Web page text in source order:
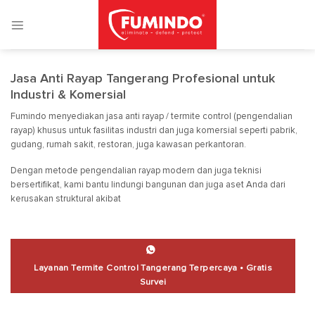
Jasa Anti Rayap Tangerang Profesional untuk
Industri & Komersial
Fumindo menyediakan jasa anti rayap / termite control (pengendalian
rayap) khusus untuk fasilitas industri dan juga komersial seperti pabrik,
gudang, rumah sakit, restoran, juga kawasan perkantoran.
Dengan metode pengendalian rayap modern dan juga teknisi
bersertifikat, kami bantu lindungi bangunan dan juga aset Anda dari
kerusakan struktural akibat
Layanan Termite Control Tangerang Terpercaya • Gratis
Survei